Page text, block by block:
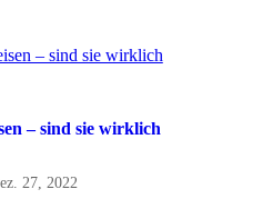
– sind sie wirklich
27, 2022